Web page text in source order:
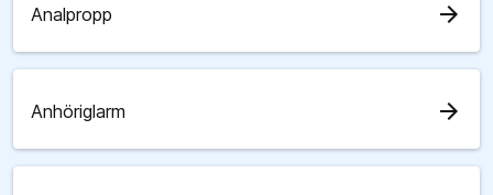
Analpropp arrow_forward
Anhöriglarm arrow_forward